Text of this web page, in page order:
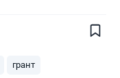
грант